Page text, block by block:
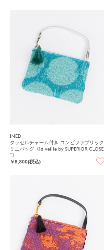
INED
タッセルチャーム付き コンビファブリック
ミニバッグ《la veille by SUPERIOR CLOSE
T》
￥8,800(税込)